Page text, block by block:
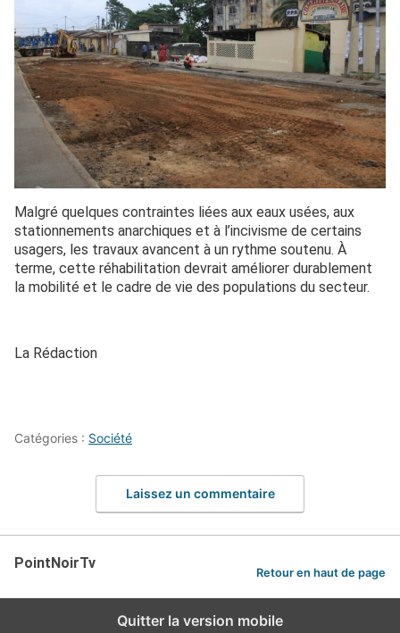
Malgré quelques contraintes liées aux eaux usées, aux
stationnements anarchiques et à l’incivisme de certains
usagers, les travaux avancent à un rythme soutenu. À
terme, cette réhabilitation devrait améliorer durablement
la mobilité et le cadre de vie des populations du secteur.
La Rédaction
Catégories : Société
Laissez un commentaire
PointNoirTv
Retour en haut de page
Quitter la version mobile